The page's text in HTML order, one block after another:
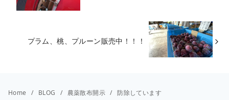
プラム、桃、プルーン販売中！！！
Home BLOG 農薬散布開示 防除しています